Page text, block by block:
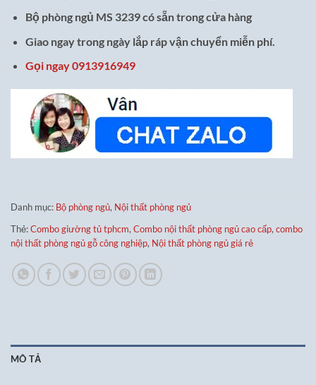
Bộ phòng ngủ MS 3239 có sẵn trong cửa hàng
Giao ngay trong ngày lắp ráp vận chuyển miễn phí.
Gọi ngay 0913916949
Danh mục: Bộ phòng ngủ, Nội thất phòng ngủ
Thẻ:Combo giường tủ tphcm, Combo nội thất phòng ngủ cao cấp, combo
nội thất phòng ngủ gỗ công nghiệp, Nội thất phòng ngủ giá rẻ
MÔ TẢ